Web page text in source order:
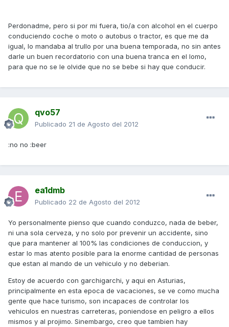
Perdonadme, pero si por mi fuera, tio/a con alcohol en el cuerpo
conduciendo coche o moto o autobus o tractor, es que me da
igual, lo mandaba al trullo por una buena temporada, no sin antes
darle un buen recordatorio con una buena tranca en el lomo,
para que no se le olvide que no se bebe si hay que conducir.
qvo57
Publicado 21 de Agosto del 2012
:no no :beer
ea1dmb
Publicado 22 de Agosto del 2012
Yo personalmente pienso que cuando conduzco, nada de beber,
ni una sola cerveza, y no solo por prevenir un accidente, sino
que para mantener al 100% las condiciones de conduccion, y
estar lo mas atento posible para la enorme cantidad de personas
que estan al mando de un vehiculo y no deberian.
Estoy de acuerdo con garchigarchi, y aqui en Asturias,
principalmente en esta epoca de vacaciones, se ve como mucha
gente que hace turismo, son incapaces de controlar los
vehiculos en nuestras carreteras, poniendose en peligro a ellos
mismos y al projimo. Sinembargo, creo que tambien hay